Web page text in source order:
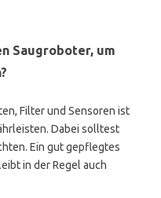
Saugroboter, um
Filter und Sensoren ist
Dabei solltest
Ein gut gepflegtes
in der Regel auch